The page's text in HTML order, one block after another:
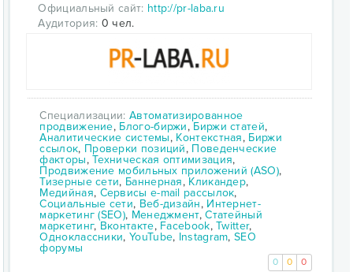
Официальный сайт: http://pr-laba.ru
Аудитория: 0 чел.
Специализации: Автоматизированное
продвижение, Блого-биржи, Биржи статей,
Аналитические системы, Контекстная, Биржи
ссылок, Проверки позиций, Поведенческие
факторы,Техническая оптимизация,
Продвижение мобильных приложений (ASO),
Тизерные сети, Баннерная, Кликандер,
Медийная, Сервисы e-mail рассылок,
Социальные сети, Веб-дизайн, Интернет-
маркетинг (SEO), Менеджмент,Статейный
маркетинг, Вконтакте, Facebook,Twitter,
Одноклассники, YouTube, Instagram,SEO
форумы
0 0 0